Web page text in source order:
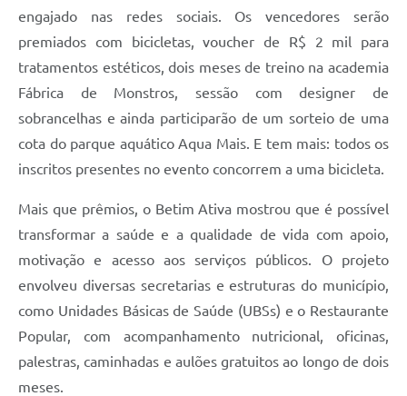
engajado nas redes sociais. Os vencedores serão
premiados com bicicletas, voucher de R$ 2 mil para
tratamentos estéticos, dois meses de treino na academia
Fábrica de Monstros, sessão com designer de
sobrancelhas e ainda participarão de um sorteio de uma
cota do parque aquático Aqua Mais. E tem mais: todos os
inscritos presentes no evento concorrem a uma bicicleta.
Mais que prêmios, o Betim Ativa mostrou que é possível
transformar a saúde e a qualidade de vida com apoio,
motivação e acesso aos serviços públicos. O projeto
envolveu diversas secretarias e estruturas do município,
como Unidades Básicas de Saúde (UBSs) e o Restaurante
Popular, com acompanhamento nutricional, oficinas,
palestras, caminhadas e aulões gratuitos ao longo de dois
meses.